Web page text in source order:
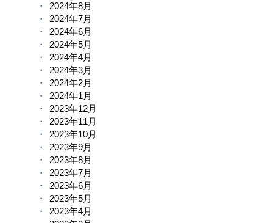
2024年8月
2024年7月
2024年6月
2024年5月
2024年4月
2024年3月
2024年2月
2024年1月
2023年12月
2023年11月
2023年10月
2023年9月
2023年8月
2023年7月
2023年6月
2023年5月
2023年4月